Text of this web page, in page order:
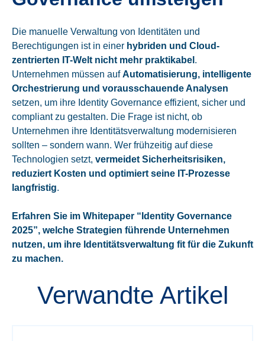
Die manuelle Verwaltung von Identitäten und
Berechtigungen ist in einer hybriden und Cloud-
zentrierten IT-Welt nicht mehr praktikabel .
Unternehmen müssen aufAutomatisierung, intelligente
Orchestrierung und vorausschauende Analysen
setzen, um ihre Identity Governance effizient, sicher und
compliant zu gestalten. Die Frage ist nicht, ob
Unternehmen ihre Identitätsverwaltung modernisieren
sollten – sondern wann. Wer frühzeitig auf diese
Technologien setzt, vermeidet Sicherheitsrisiken,
reduziert Kosten und optimiert seine IT-Prozesse
langfristig.
Erfahren Sie im Whitepaper “Identity Governance
2025”, welche Strategien führende Unternehmen
nutzen, um ihre Identitätsverwaltung fit für die Zukunft
zu machen.
Verwandte Artikel